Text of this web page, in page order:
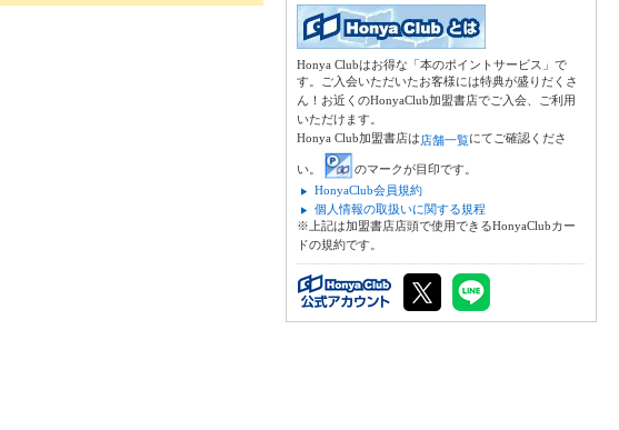
Honya Clubはお得な「本のポイントサービス」で
す。ご入会いただいたお客様には特典が盛りだくさ
ん！お近くのHonyaClub加盟書店でご入会、ご利用
いただけます。
Honya Club加盟書店は店舗一覧にてご確認くださ
い。
のマークが目印です。
HonyaClub会員規約
個人情報の取扱いに関する規程
※上記は加盟書店店頭で使用できるHonyaClubカー
ドの規約です。